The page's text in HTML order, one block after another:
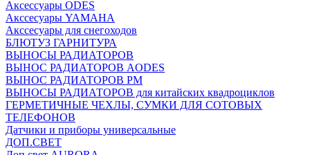
Аксессуары ODES
Акссесуары YAMAHA
Акссесуары для снегоходов
БЛЮТУЗ ГАРНИТУРА
ВЫНОСЫ РАДИАТОРОВ
ВЫНОС РАДИАТОРОВ AODES
ВЫНОС РАДИАТОРОВ РМ
ВЫНОСЫ РАДИАТОРОВ для китайских квадроциклов
ГЕРМЕТИЧНЫЕ ЧЕХЛЫ, СУМКИ ДЛЯ СОТОВЫХ
ТЕЛЕФОНОВ
Датчики и приборы универсальные
ДОП.СВЕТ